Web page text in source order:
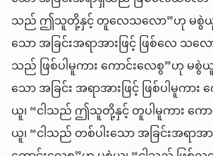
သည် ဤသူတို့နှင့် တူလေသလော”ဟု မစွဲယူ၊
သော အခြင်းအရာအားဖြင့် ဖြစ်လေ သလ
သည် ဖြစ်ပါမူကား ကောင်းလေစွ”ဟု မ
သော အခြင်း အရာအားဖြင့် ဖြစ်ပါမူကာ
ယူ၊ “ငါသည် ဤသူတို့နှင့် တူပါမူကား ကေ
ယူ၊ “ငါသည် တစ်ပါးသော အခြင်းအရာအာ